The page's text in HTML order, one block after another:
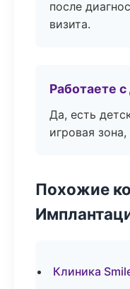
после
визита.
Работаете
Да, есть
игровая
Похожие
Клиника